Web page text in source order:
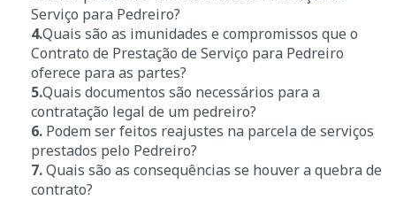
Serviço para Pedreiro?
4.Quais são as imunidades e compromissos que o
Contrato de Prestação de Serviço para Pedreiro
oferece para as partes?
5.Quais documentos são necessários para a
contratação legal de um pedreiro?
6. Podem ser feitos reajustes na parcela de serviços
prestados pelo Pedreiro?
7.Quais são as consequências se houver a quebra de
contrato?